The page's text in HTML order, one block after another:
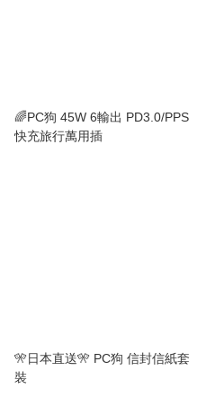
🌈PC狗 45W 6輸出 PD3.0/PPS
快充旅行萬用插
🎌日本直送🎌 PC狗 信封信紙套
裝